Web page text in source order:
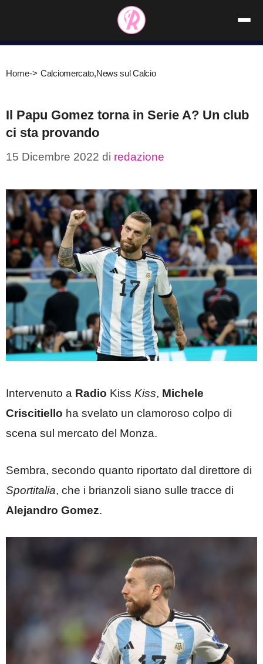
contenuto
Home-> Calciomercato,News sul Calcio
Il Papu Gomez torna in Serie A? Un club
ci sta provando
15 Dicembre 2022 di redazione
Intervenuto a Radio Kiss Kiss, Michele
Criscitiello ha svelato un clamoroso colpo di
scena sul mercato del Monza.
Sembra, secondo quanto riportato dal direttore di
Sportitalia, che i brianzoli siano sulle tracce di
Alejandro Gomez.